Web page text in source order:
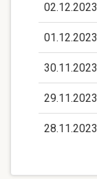
02.12.2023
01.12.2023
30.11.2023
29.11.2023
28.11.2023